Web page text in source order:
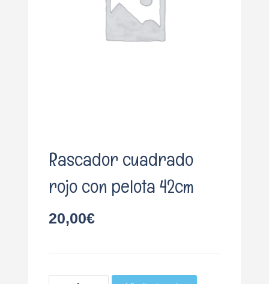
Rascador cuadrado
rojo con pelota 42cm
20,00€